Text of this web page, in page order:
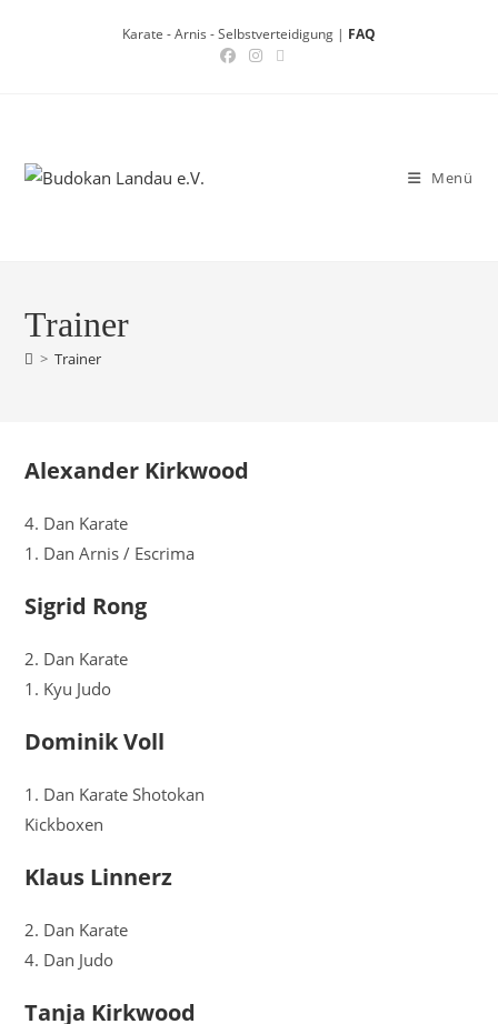
Karate - Arnis - Selbstverteidigung | FAQ
Menü
Trainer
> Trainer
Alexander Kirkwood
4. Dan Karate
1. Dan Arnis / Escrima
Sigrid Rong
2. Dan Karate
1. Kyu Judo
Dominik Voll
1. Dan Karate Shotokan
Kickboxen
Klaus Linnerz
2. Dan Karate
4. Dan Judo
Tanja Kirkwood